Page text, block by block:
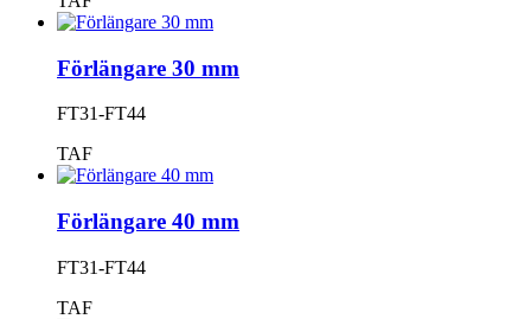
Förlängare 30 mm
FT31-FT44
TAF
Förlängare 40 mm
FT31-FT44
TAF